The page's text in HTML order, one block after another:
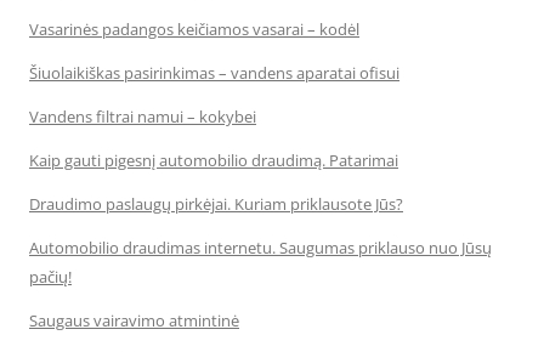
Vasarinės padangos keičiamos vasarai – kodėl
Šiuolaikiškas pasirinkimas – vandens aparatai ofisui
Vandens filtrai namui – kokybei
Kaip gauti pigesnį automobilio draudimą. Patarimai
Draudimo paslaugų pirkėjai. Kuriam priklausote Jūs?
Automobilio draudimas internetu. Saugumas priklauso nuo Jūsų
pačių!
Saugaus vairavimo atmintinė